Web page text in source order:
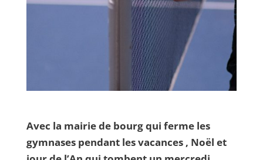
Avec la mairie de bourg qui ferme les
gymnases pendant les vacances , Noël et